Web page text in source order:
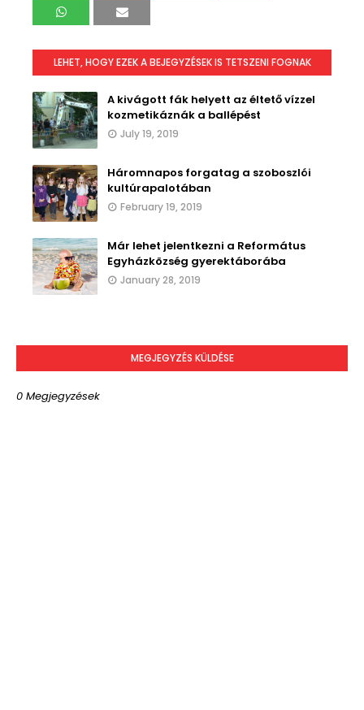
LEHET, HOGY EZEK A BEJEGYZÉSEK IS TETSZENI FOGNAK
A kivágott fák helyett az éltető vízzel
kozmetikáznák a ballépést
July 19, 2019
Háromnapos forgatag a szoboszlói
kultúrapalotában
February 19, 2019
Már lehet jelentkezni a Református
Egyházközség gyerektáborába
January 28, 2019
MEGJEGYZÉS KÜLDÉSE
0 Megjegyzések